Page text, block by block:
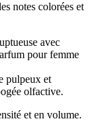
notes colorées et
avec
pour femme
pulpeux et
olfactive.
et en volume.